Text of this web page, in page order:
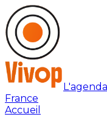
France
Accueil